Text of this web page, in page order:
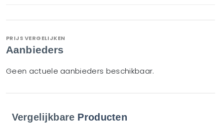
PRIJS VERGELIJKEN
Aanbieders
Geen actuele aanbieders beschikbaar.
Vergelijkbare Producten